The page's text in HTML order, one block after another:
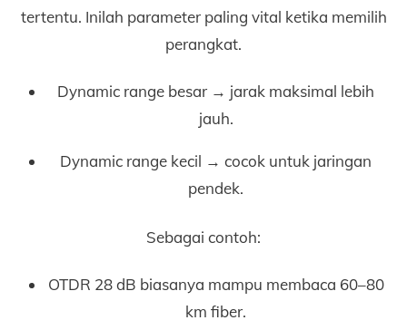
tertentu. Inilah parameter paling vital ketika memilih
perangkat.
Dynamic range besar → jarak maksimal lebih
jauh.
Dynamic range kecil → cocok untuk jaringan
pendek.
Sebagai contoh:
OTDR 28 dB biasanya mampu membaca 60–80
km fiber.